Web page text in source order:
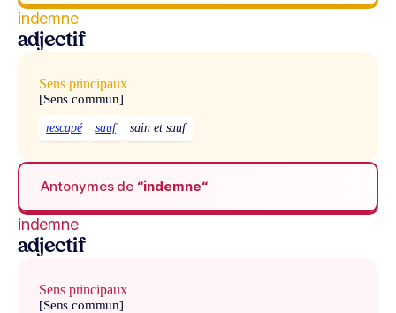
indemne
adjectif
Sens principaux
[Sens commun]
rescapé sauf sain et sauf
Antonymes de “indemne“
indemne
adjectif
Sens principaux
[Sens commun]